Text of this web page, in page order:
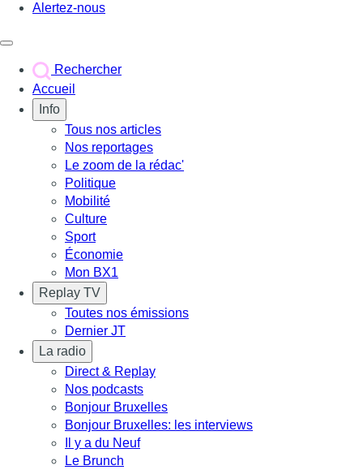
Alertez-nous
Rechercher
Accueil
Info
Tous nos articles
Nos reportages
Le zoom de la rédac'
Politique
Mobilité
Culture
Sport
Économie
Mon BX1
Replay TV
Toutes nos émissions
Dernier JT
La radio
Direct & Replay
Nos podcasts
Bonjour Bruxelles
Bonjour Bruxelles: les interviews
Il y a du Neuf
Le Brunch